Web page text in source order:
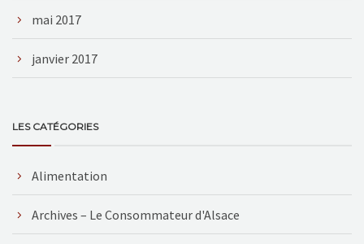
mai 2017
janvier 2017
LES CATÉGORIES
Alimentation
Archives – Le Consommateur d'Alsace